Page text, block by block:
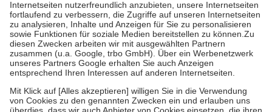
Kosten der Leistung zu entrichten.
Diese Regeln gelten grundsätzlich auch für Online-Apotheken.
Bei Heilmitteln und häuslicher Krankenpflege beträgt die
Zuzahlung zehn Prozent der Kosten sowie zehn Euro je
Verordnung.
Um das Engagement der Versicherten für ihre eigene Gesundheit zu
stärken und die besondere Stellung der Familie zu unterstützen,
fallenkeine Zuzahlungenan bei:
• Kindern und Jugendlichen bis zum vollendeten 18. Lebensjahr